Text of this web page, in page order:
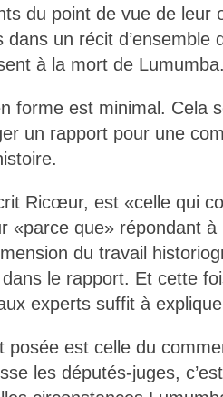
du point de vue de leur
un récit d’ensemble
à la mort de
forme est minimal. Cela
un rapport pour une
Ricœur, est «celle qui
«parce que» répondant à
du travail
le rapport. Et cette
experts suffit à
posée est celle du
les députés-juges,